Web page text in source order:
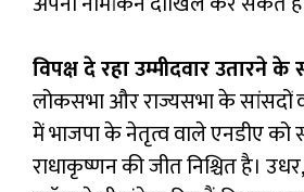
विपक्ष दे रहा उम्मीदवार उतारने
लोकसभा और राज्यसभा के सांसदों
में भाजपा के नेतृत्व वाले एनडीए को
राधाकृष्णन की जीत निश्चित है।